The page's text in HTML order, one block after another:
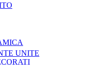
UNITE